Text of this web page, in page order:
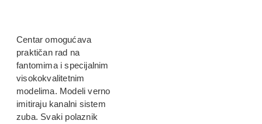
Centar omogućava
praktičan rad na
fantomima i specijalnim
visokokvalitetnim
modelima. Modeli verno
imitiraju kanalni sistem
zuba. Svaki polaznik